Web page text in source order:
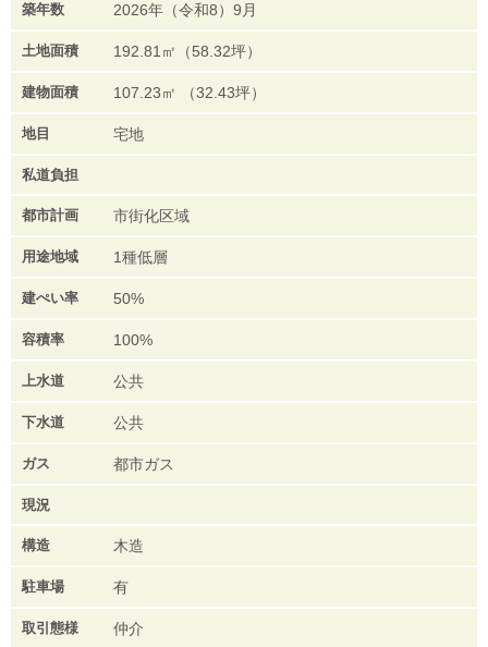
築年数 2026年（令和8）9月
土地面積 192.81㎡（58.32坪）
建物面積 107.23㎡ （32.43坪）
地目 宅地
私道負担
都市計画 市街化区域
用途地域 1種低層
建ぺい率 50%
容積率 100%
上水道 公共
下水道 公共
ガス 都市ガス
現況
構造 木造
駐車場 有
取引態様 仲介